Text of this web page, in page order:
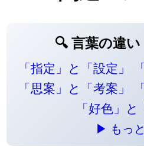
🔍 言葉の違
「指定」と「設定」
「思案」と「考案」
「好色」と
▶ もっ